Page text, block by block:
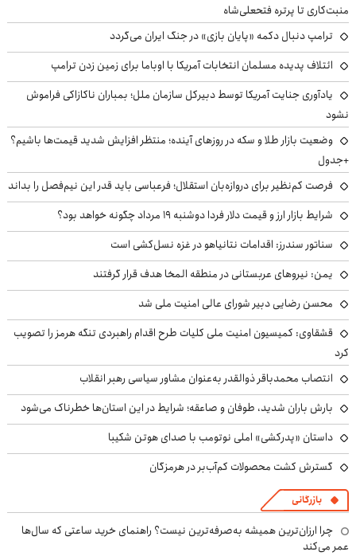
منبت‌کاری تا پرتره فتحعلی‌شاه
ترامپ دنبال دکمه «پایان بازی» در جنگ ایران می‌گردد
ائتلاف پدیده مسلمان انتخابات آمریکا با اوباما برای زمین زدن ترامپ
یادآوری جنایت آمریکا توسط دبیرکل سازمان ملل؛ بمباران ناکازاکی فراموش
نشود
وضعیت بازار طلا و سکه در روزهای آینده؛ منتظر افزایش شدید قیمت‌ها باشیم؟
+جدول
فرصت کم‌نظیر برای دروازه‌بان استقلال؛ فرعباسی باید قدر این نیم‌فصل را بداند
شرایط بازار ارز و قیمت دلار فردا دوشنبه ۱۹ مرداد چگونه خواهد بود؟
سناتور سندرز: اقدامات نتانیاهو در غزه نسل‌کشی است
یمن: نیروهای عربستانی در منطقه المخا هدف قرار گرفتند
محسن رضایی دبیر شورای عالی امنیت ملی شد
قشقاوی: کمیسیون امنیت ملی کلیات طرح اقدام راهبردی تنگه هرمز را تصویب
کرد
انتصاب محمدباقر ذوالقدر به‌عنوان مشاور سیاسی رهبر انقلاب
بارش باران شدید، طوفان و صاعقه؛ شرایط در این استان‌ها خطرناک می‌شود
داستان «پدرکشی» املی نوتومب با صدای هوتن شکیبا
گسترش کشت محصولات کم‌آب‌بر در هرمزگان
بازرگانی
چرا ارزان‌ترین همیشه به‌صرفه‌ترین نیست؟ راهنمای خرید ساعتی که سال‌ها
عمر می‌کند